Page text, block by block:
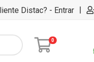
Distac? - Entrar |
0